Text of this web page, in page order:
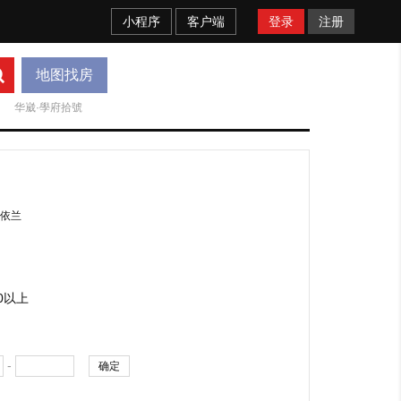
小程序 客户端 登录 注册
地图找房
华崴·學府拾號
依兰
以上
- 确定